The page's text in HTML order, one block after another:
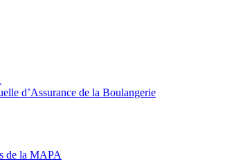
d’Assurance de la Boulangerie
de la MAPA